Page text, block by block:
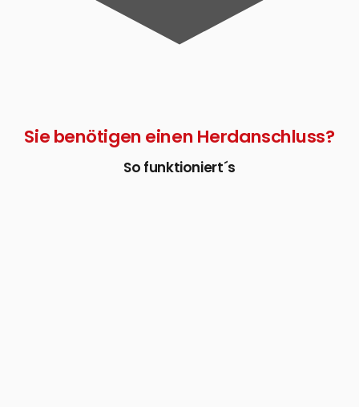
Sie benötigen einen Herdanschluss?
So funktioniert´s